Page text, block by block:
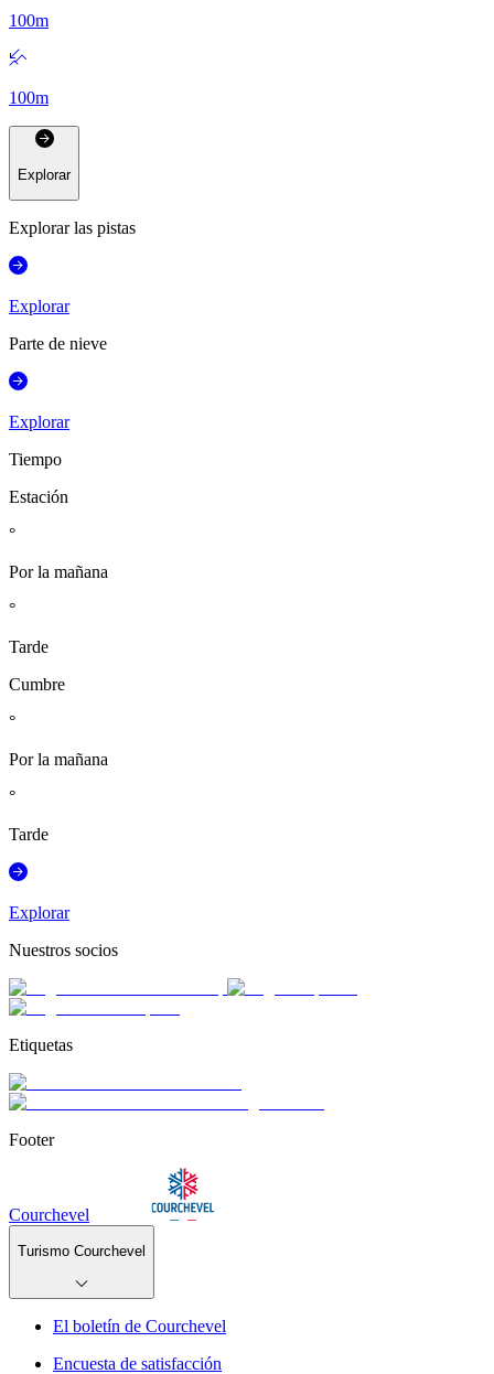
100m
100m
Explorar
Explorar las pistas
Explorar
Parte de nieve
Explorar
Tiempo
Estación
°
Por la mañana
°
Tarde
Cumbre
°
Por la mañana
°
Tarde
Explorar
Nuestros socios
Etiquetas
Footer
Courchevel
Turismo Courchevel
El boletín de Courchevel
Encuesta de satisfacción